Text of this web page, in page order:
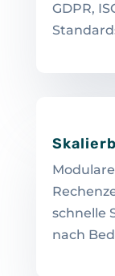
GDPR,
schnelle
nach